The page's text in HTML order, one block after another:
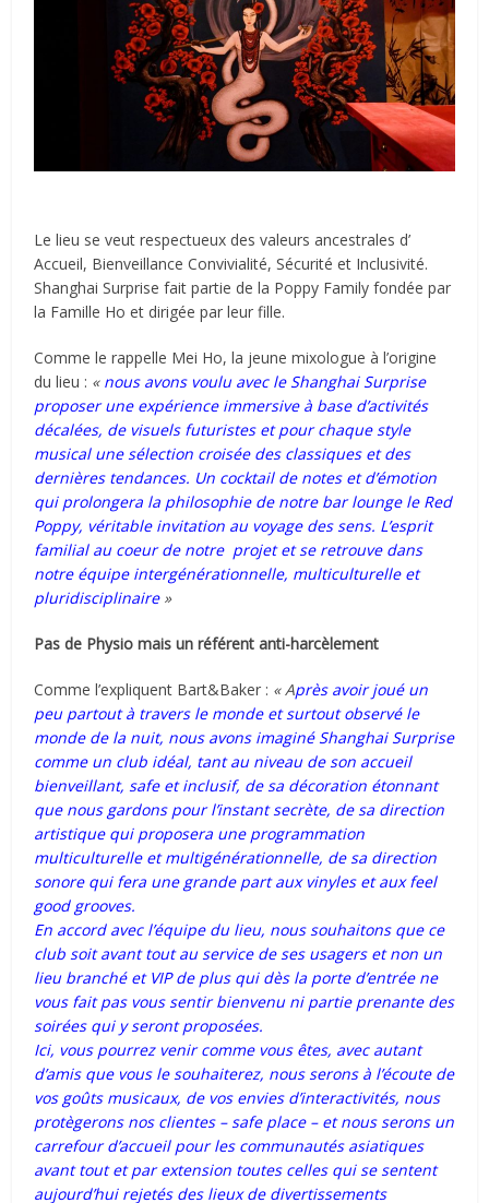
Le lieu se veut respectueux des valeurs ancestrales d’
Accueil, Bienveillance Convivialité, Sécurité et Inclusivité.
Shanghai Surprise fait partie de la Poppy Family fondée par
la Famille Ho et dirigée par leur fille.
Comme le rappelle Mei Ho, la jeune mixologue à l’origine
du lieu : « nous avons voulu avec le Shanghai Surprise
proposer une expérience immersive à base d’activités
décalées, de visuels futuristes et pour chaque style
musical une sélection croisée des classiques et des
dernières tendances. Un cocktail de notes et d’émotion
qui prolongera la philosophie de notre bar lounge le Red
Poppy, véritable invitation au voyage des sens. L’esprit
familial au coeur de notre projet et se retrouve dans
notre équipe intergénérationnelle, multiculturelle et
pluridisciplinaire»
Pas de Physio mais un référent anti-harcèlement
Comme l’expliquent Bart&Baker : «Après avoir joué un
peu partout à travers le monde et surtout observé le
monde de la nuit, nous avons imaginé Shanghai Surprise
comme un club idéal, tant au niveau de son accueil
bienveillant, safe et inclusif, de sa décoration étonnant
que nous gardons pour l’instant secrète, de sa direction
artistique qui proposera une programmation
multiculturelle et multigénérationnelle, de sa direction
sonore qui fera une grande part aux vinyles et aux feel
good grooves.
En accord avec l’équipe du lieu, nous souhaitons que ce
club soit avant tout au service de ses usagers et non un
lieu branché et VIP de plus qui dès la porte d’entrée ne
vous fait pas vous sentir bienvenu ni partie prenante des
soirées qui y seront proposées.
Ici, vous pourrez venir comme vous êtes, avec autant
d’amis que vous le souhaiterez, nous serons à l’écoute de
vos goûts musicaux, de vos envies d’interactivités, nous
protègerons nos clientes – safe place – et nous serons un
carrefour d’accueil pour les communautés asiatiques
avant tout et par extension toutes celles qui se sentent
aujourd’hui rejetés des lieux de divertissements